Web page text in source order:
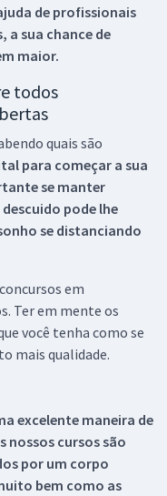
de profissionais
a sua chance de
maior.
todos
quais são
para começar a sua
se manter
pode lhe
se distanciando
em
Ter em mente os
você tenha como se
mais qualidade.
excelente maneira de
nossos cursos são
por um corpo
bem como as